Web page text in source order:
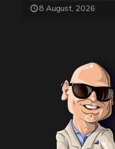
8 August, 2026